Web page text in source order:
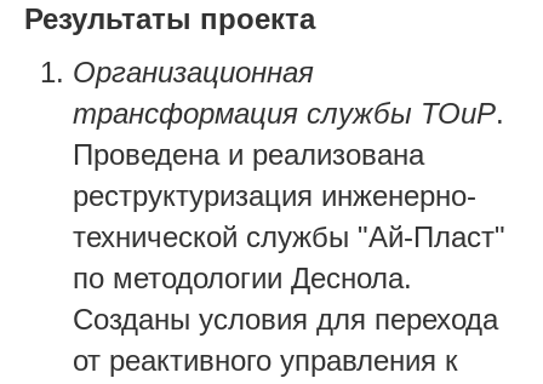
Результаты проекта
Организационная
трансформация службы ТОиР.
Проведена и реализована
реструктуризация инженерно-
технической службы "Ай-Пласт"
по методологии Деснола.
Созданы условия для перехода
от реактивного управления к